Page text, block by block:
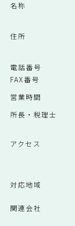
名称
住所
電話番号
FAX番号
営業時間
所長・税理士
アクセス
対応地域
関連会社